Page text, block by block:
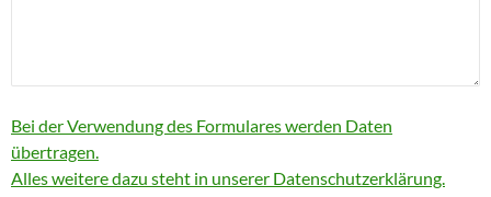
Bei der Verwendung des Formulares werden Daten
übertragen.
Alles weitere dazu steht in unserer Datenschutzerklärung.